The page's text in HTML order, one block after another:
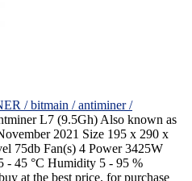
/ bitmain / antiminer /
L7 (9.5Gh) Also known as
2021 Size 195 x 290 x
75db Fan(s) 4 Power 3425W
- 45 °C Humidity 5 - 95 %
at the best price. for purchase